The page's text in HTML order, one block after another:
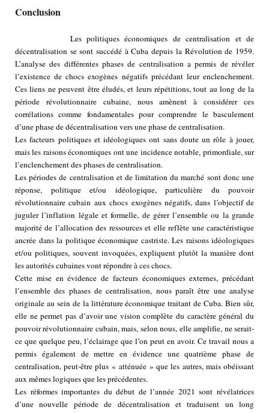
Conclusion
Les politiques économiques de centralisation et de
décentralisation se sont succédé à Cuba depuis la Révolution de 1959.
L’analyse des différentes phases de centralisation a permis de révéler
l’existence de chocs exogènes négatifs précédant leur enclenchement.
Ces liens ne peuvent être éludés, et leurs répétitions, tout au long de la
période révolutionnaire cubaine, nous amènent à considérer ces
corrélations comme fondamentales pour comprendre le basculement
d’une phase de décentralisation vers une phase de centralisation.
Les facteurs politiques et idéologiques ont sans doute un rôle à jouer,
mais les raisons économiques ont une incidence notable, primordiale, sur
l’enclenchement des phases de centralisation.
Les périodes de centralisation et de limitation du marché sont donc une
réponse, politique et/ou idéologique, particulière du pouvoir
révolutionnaire cubain aux chocs exogènes négatifs, dans l’objectif de
juguler l’inflation légale et formelle, de gérer l’ensemble ou la grande
majorité de l’allocation des ressources et elle reflète une caractéristique
ancrée dans la politique économique castriste. Les raisons idéologiques
et/ou politiques, souvent invoquées, expliquent plutôt la manière dont
les autorités cubaines vont répondre à ces chocs.
Cette mise en évidence de facteurs économiques externes, précédant
l’ensemble des phases de centralisation, nous paraît être une analyse
originale au sein de la littérature économique traitant de Cuba. Bien sûr,
elle ne permet pas d’avoir une vision complète du caractère général du
pouvoir révolutionnaire cubain, mais, selon nous, elle amplifie, ne serait-
ce que quelque peu, l’éclairage que l’on peut en avoir. Ce travail nous a
permis également de mettre en évidence une quatrième phase de
centralisation, peut-être plus « atténuée » que les autres, mais obéissant
aux mêmes logiques que les précédentes.
Les réformes importantes du début de l’année 2021 sont révélatrices
d’une nouvelle période de décentralisation et traduisent un long